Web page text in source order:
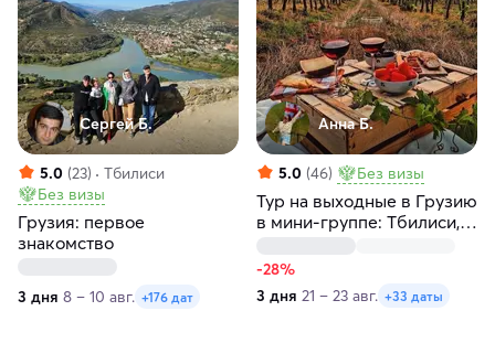
Сергей Б.
5.0 (23)
Тбилиси
Без визы
Грузия: первое
знакомство
3 дня 8 – 10 авг. +176 дат
Анна Б.
5.0 (46) Без визы
Тур на выходные в Грузию
в мини-группе: Тбилиси,
-28%
3 дня 21 – 23 авг. +33 даты